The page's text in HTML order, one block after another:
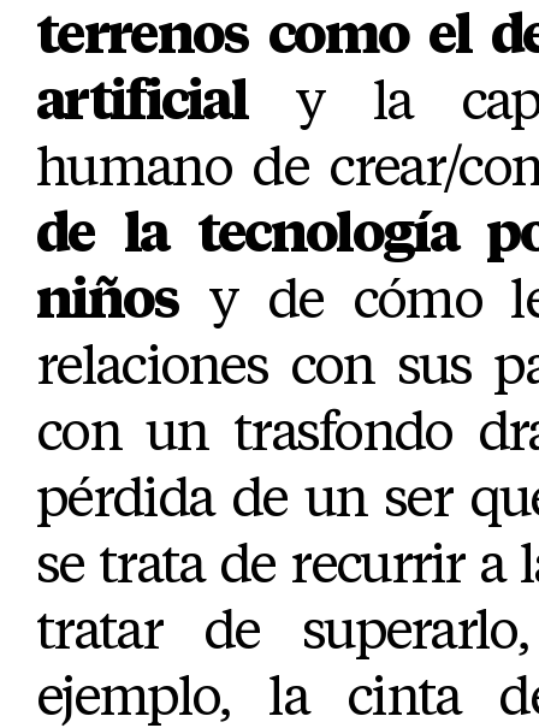
terrenos como el
artificialy la
humano de crear/
de la tecnología
niñosy de cómo
relaciones con sus
con un trasfondo
pérdida de un ser
se trata de recurrir a
tratar de
ejemplo, la cinta